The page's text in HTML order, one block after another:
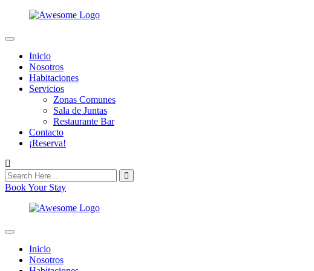
Inicio
Nosotros
Habitaciones
Servicios
Zonas Comunes
Sala de Juntas
Restaurante Bar
Contacto
¡Reserva!
Book Your Stay
Inicio
Nosotros